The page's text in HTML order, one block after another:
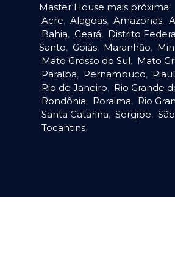
Master House mais próxima:
Acre, Alagoas, Amazonas,
Bahia, Ceará, Distrito
Santo, Goiás, Maranhão,
Mato Grosso do Sul, Mato
Paraíba, Pernambuco, Piauí
Rio de Janeiro, Rio Grande
Rondônia, Roraima, Rio
Santa Catarina, Sergipe,
Tocantins.